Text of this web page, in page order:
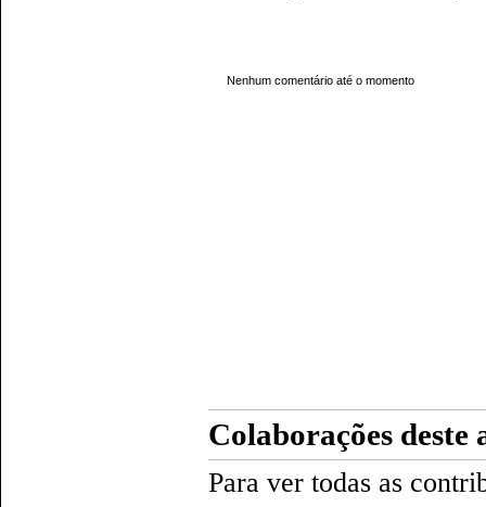
Colaborações deste
Para ver todas as